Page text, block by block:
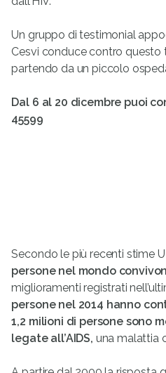
Un gruppo di testimonial
Cesvi conduce contro questo
partendo da un piccolo
Dal 6 al 20 dicembre puoi
45599
Secondo le più recenti stime
persone nel mondo
miglioramenti registrati
persone nel2014 hanno
1,2 milioni di persone sono
legate all’AIDS, una malattia